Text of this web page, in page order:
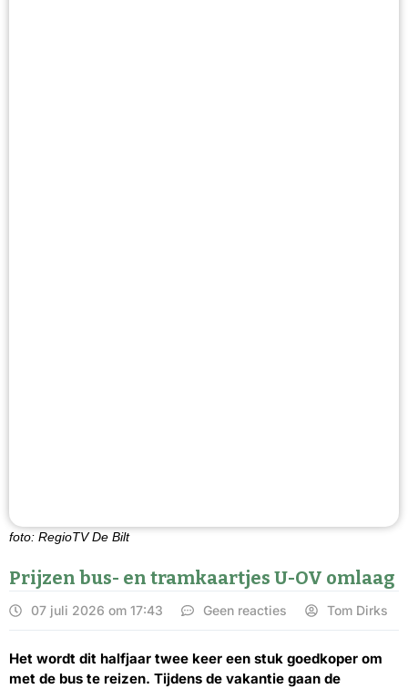
foto: RegioTV De Bilt
Prijzen bus- en tramkaartjes U-OV omlaag
07 juli 2026 om 17:43 Geen reacties Tom Dirks
Het wordt dit halfjaar twee keer een stuk goedkoper om
met de bus te reizen. Tijdens de vakantie gaan de